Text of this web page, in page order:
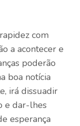
com
a acontecer e
poderão
boa notícia
irá dissuadir
e dar-lhes
esperança